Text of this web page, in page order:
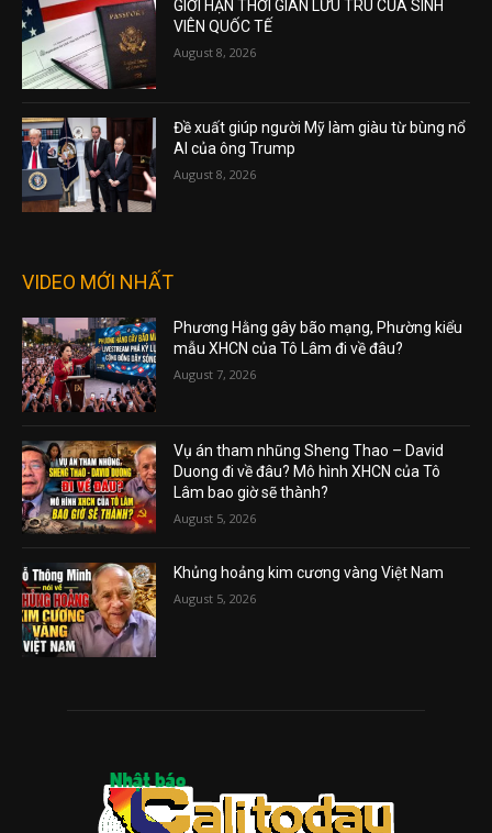
GIỚI HẠN THỜI GIAN LƯU TRÚ CỦA SINH
VIÊN QUỐC TẾ
August 8, 2026
Đề xuất giúp người Mỹ làm giàu từ bùng nổ
AI của ông Trump
August 8, 2026
VIDEO MỚI NHẤT
Phương Hằng gây bão mạng, Phường kiểu
mẫu XHCN của Tô Lâm đi về đâu?
August 7, 2026
Vụ án tham nhũng Sheng Thao – David
Duong đi về đâu? Mô hình XHCN của Tô
Lâm bao giờ sẽ thành?
August 5, 2026
Khủng hoảng kim cương vàng Việt Nam
August 5, 2026